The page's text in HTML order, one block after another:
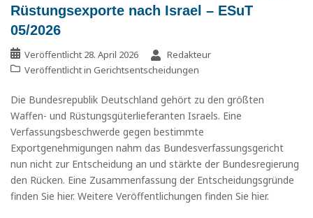
Rüstungsexporte nach Israel – ESuT
05/2026
Veröffentlicht 28. April 2026
Redakteur
Veröffentlicht in Gerichtsentscheidungen
Die Bundesrepublik Deutschland gehört zu den größten
Waffen- und Rüstungsgüterlieferanten Israels. Eine
Verfassungsbeschwerde gegen bestimmte
Exportgenehmigungen nahm das Bundesverfassungsgericht
nun nicht zur Entscheidung an und stärkte der Bundesregierung
den Rücken. Eine Zusammenfassung der Entscheidungsgründe
finden Sie hier. Weitere Veröffentlichungen finden Sie hier.